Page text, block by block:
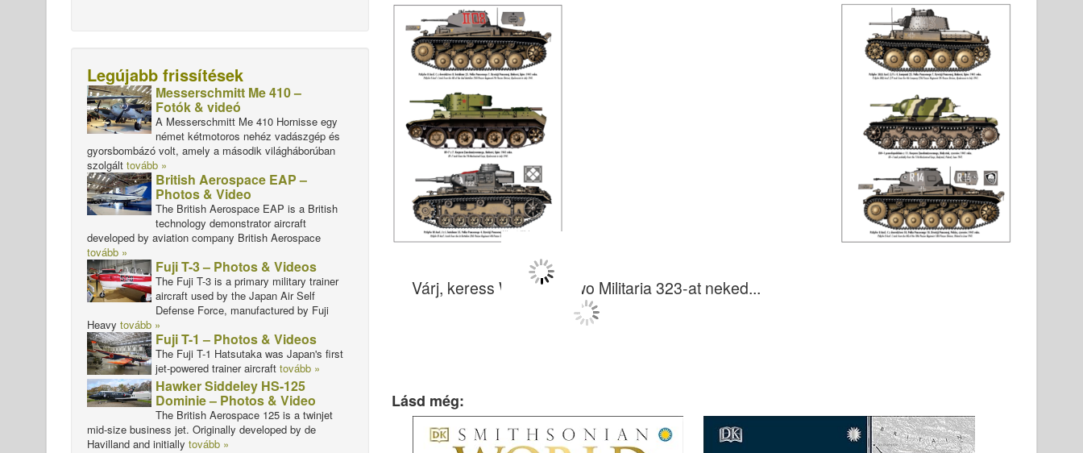
Várj, keress Wydawnictwo Militaria 323-at neked...
Lásd még:
Legújabb frissítések
Messerschmitt Me 410 –
Fotók & videó
A Messerschmitt Me 410 Hornisse egy
német kétmotoros nehéz vadászgép és
gyorsbombázó volt, amely a második világháborúban
szolgált tovább »
British Aerospace EAP –
Photos & Video
The British Aerospace EAP is a British
technology demonstrator aircraft
developed by aviation company British Aerospace
tovább »
Fuji T-3 – Photos & Videos
The Fuji T-3 is a primary military trainer
aircraft used by the Japan Air Self
Defense Force, manufactured by Fuji
Heavy tovább »
Fuji T-1 – Photos & Videos
The Fuji T-1 Hatsutaka was Japan's first
jet-powered trainer aircraft tovább »
Hawker Siddeley HS-125
Dominie – Photos & Video
The British Aerospace 125 is a twinjet
mid-size business jet. Originally developed by de
Havilland and initially tovább »